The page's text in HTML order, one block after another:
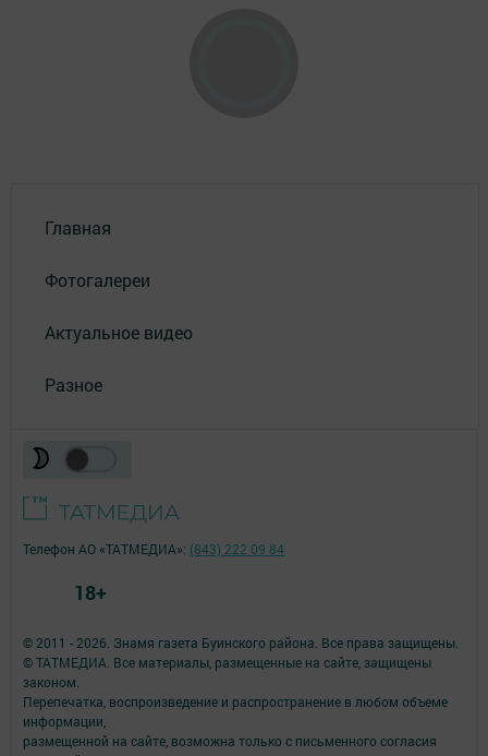
Главная
Фотогалереи
Актуальное видео
Разное
© 2011 - 2026. Знамя газета Буинского района. Все права защищены.
© ТАТМЕДИА. Все материалы, размещенные на сайте, защищены
законом.
Перепечатка, воспроизведение и распространение в любом объеме
информации,
размещенной на сайте, возможна только с письменного согласия
Телефон АО «ТАТМЕДИА»: (843) 222 09 84
18+